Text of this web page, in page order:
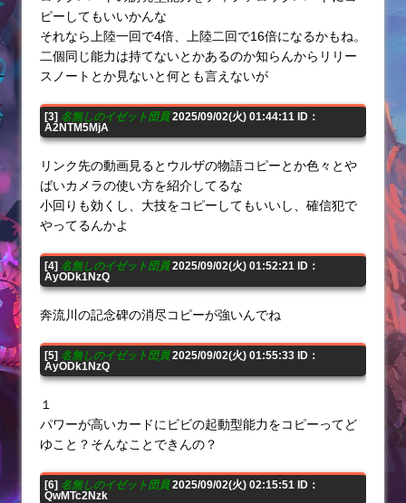
ピーしてもいいかんな
それなら上陸一回で4倍、上陸二回で16倍になるかもね。
二個同じ能力は持てないとかあるのか知らんからリリー
スノートとか見ないと何とも言えないが
[3] 名無しのイゼット団員2025/09/02(火) 01:44:11 ID：
A2NTM5MjA
リンク先の動画見るとウルザの物語コピーとか色々とや
ばいカメラの使い方を紹介してるな
小回りも効くし、大技をコピーしてもいいし、確信犯で
やってるんかよ
[4] 名無しのイゼット団員2025/09/02(火) 01:52:21 ID：
AyODk1NzQ
奔流川の記念碑の消尽コピーが強いんでね
[5] 名無しのイゼット団員2025/09/02(火) 01:55:33 ID：
AyODk1NzQ
１
パワーが高いカードにビビの起動型能力をコピーってど
ゆこと？そんなことできんの？
[6] 名無しのイゼット団員2025/09/02(火) 02:15:51 ID：
QwMTc2Nzk